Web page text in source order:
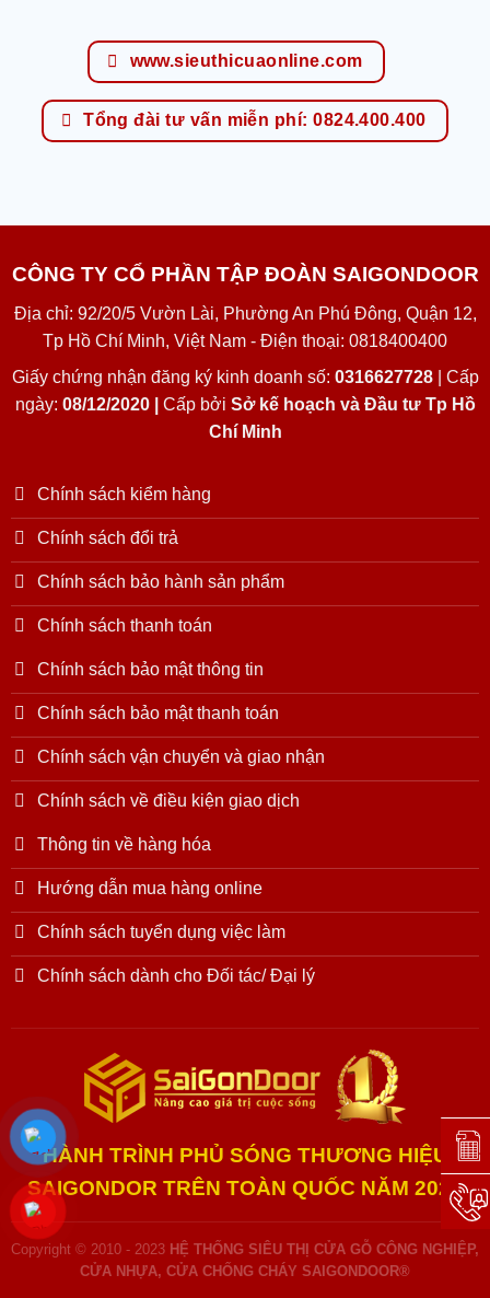
www.sieuthicuaonline.com
Tổng đài tư vấn miễn phí: 0824.400.400
CÔNG TY CỔ PHẦN TẬP ĐOÀN SAIGONDOOR
Địa chỉ: 92/20/5 Vườn Lài, Phường An Phú Đông, Quận 12,
Tp Hồ Chí Minh, Việt Nam - Điện thoại: 0818400400
Giấy chứng nhận đăng ký kinh doanh số: 0316627728| Cấp
ngày: 08/12/2020 | Cấp bởi Sở kế hoạch và Đầu tư Tp Hồ
Chí Minh
Chính sách kiểm hàng
Chính sách đổi trả
Chính sách bảo hành sản phẩm
Chính sách thanh toán
Chính sách bảo mật thông tin
Chính sách bảo mật thanh toán
Chính sách vận chuyển và giao nhận
Chính sách về điều kiện giao dịch
Thông tin về hàng hóa
Hướng dẫn mua hàng online
Chính sách tuyển dụng việc làm
Chính sách dành cho Đối tác/ Đại lý
HÀNH TRÌNH PHỦ SÓNG THƯƠNG HIỆU
SAIGONDOR TRÊN TOÀN QUỐC NĂM 2025
Copyright © 2010 - 2023 HỆ THỐNG SIÊU THỊ CỬA GỖ CÔNG NGHIỆP,
CỬA NHỰA, CỬA CHỐNG CHÁY SAIGONDOOR®
Đặt